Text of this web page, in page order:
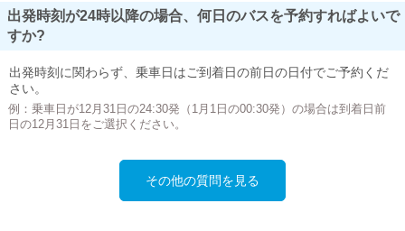
出発時刻が24時以降の場合、何日のバスを予約すればよいで
すか?
出発時刻に関わらず、乗車日はご到着日の前日の日付でご予約くだ
さい。
例：乗車日が12月31日の24:30発（1月1日の00:30発）の場合は到着日前
日の12月31日をご選択ください。
その他の質問を見る